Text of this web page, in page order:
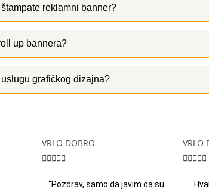
reklamni banner?
up bannera?
grafičkog dizajna?
VRLO DOBRO

“Pozdrav, samo da javim da su
VRLO
